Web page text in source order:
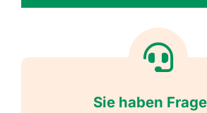
Reflektierende Aufkleber
Sie haben